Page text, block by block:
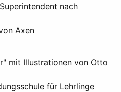
nach
Axen
mit Illustrationen von Otto
für Lehrlinge